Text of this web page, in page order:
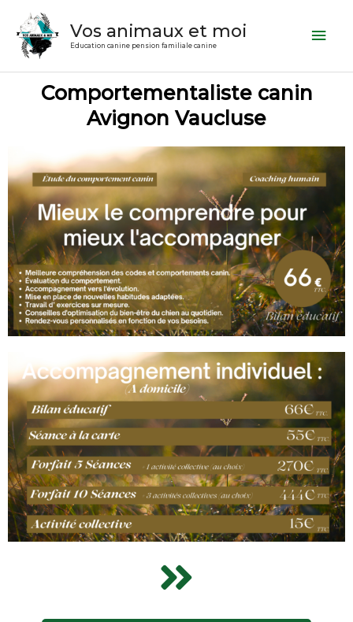
contenu
Vos animaux et moi
Education canine pension familiale canine
Comportementaliste canin
Avignon Vaucluse